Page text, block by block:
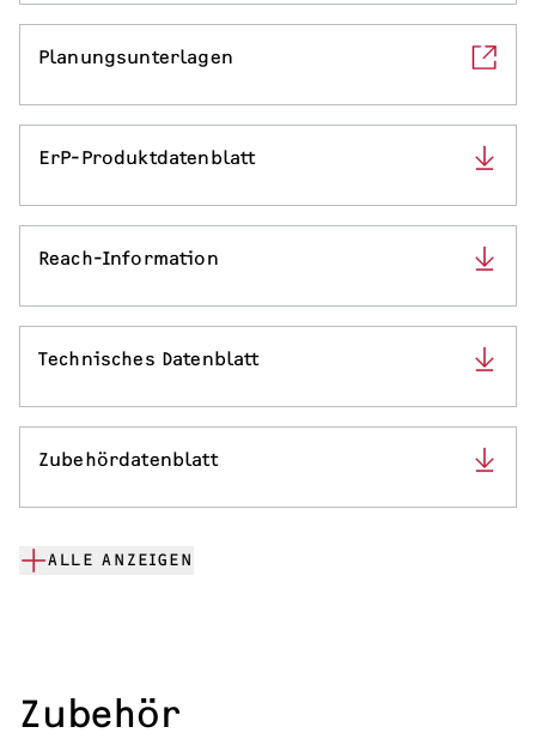
Planungsunterlagen
ErP-Produktdatenblatt
Reach-Information
Technisches Datenblatt
Zubehördatenblatt
ALLE ANZEIGEN
Zubehör